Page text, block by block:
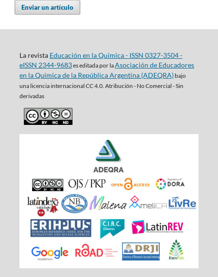
Enviar un artículo
La revista Educación en la Química - ISSN 0327-3504 -
eISSN 2344-9683es editada por laAsociación de Educadores
en la Química de la República Argentina (ADEQRA)bajo
una licencia internacional CC 4.0. Atribución - No Comercial - Sin
derivadas